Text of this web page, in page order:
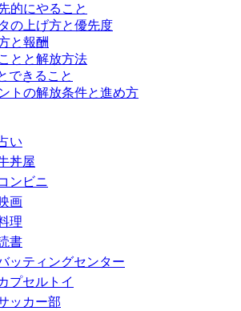
的にやること
の上げ方と優先度
と報酬
とと解放方法
できること
トの解放条件と進め方
い
丼屋
ンビニ
画
理
書
ッティングセンター
プセルトイ
ッカー部